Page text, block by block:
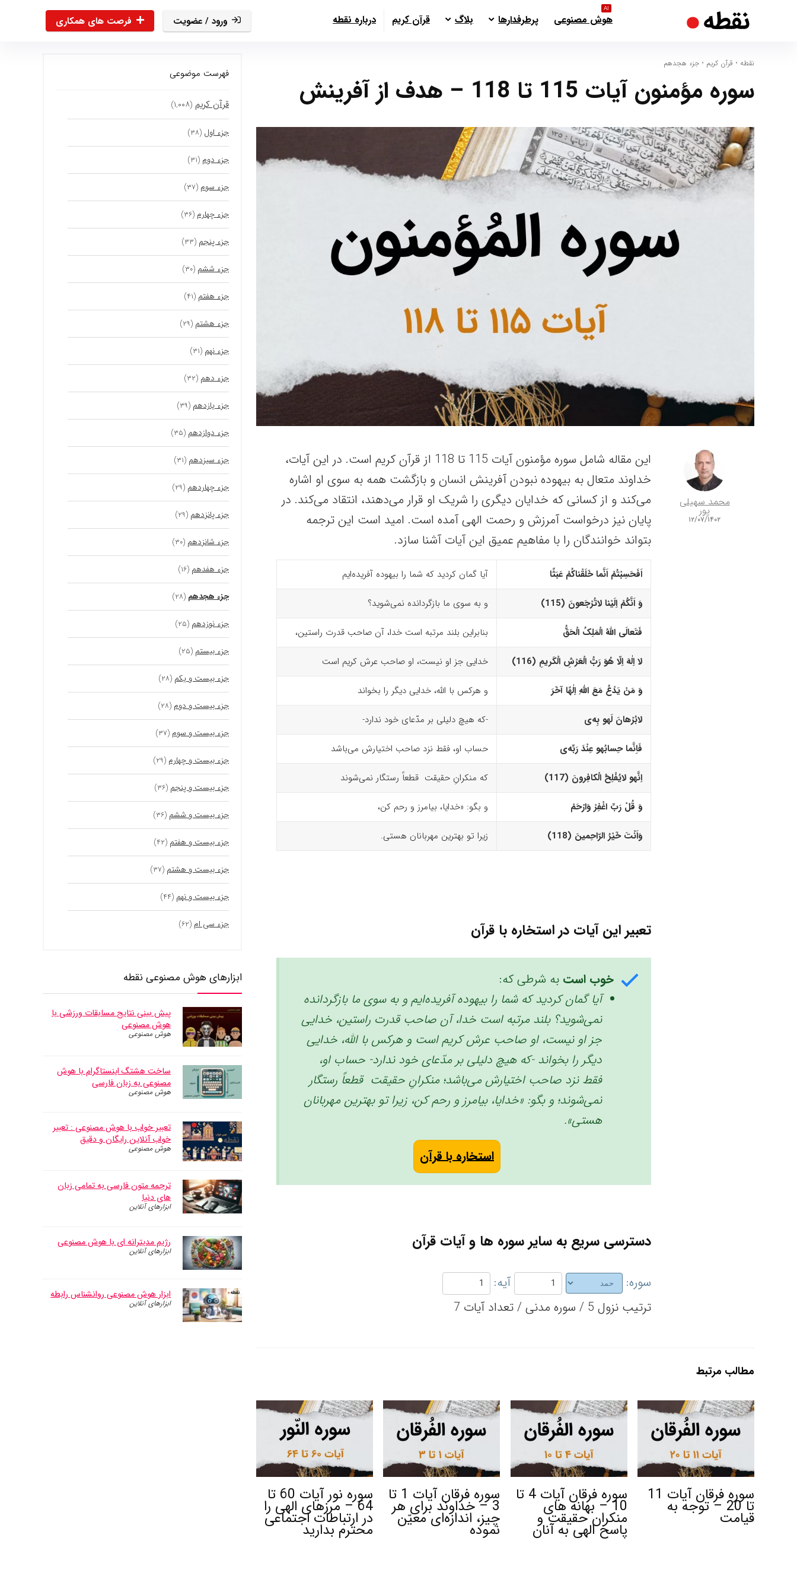
هوش مصنوعی
AI
پرطرفدارها بلاگ قرآن کریم درباره نقطه ورود / عضویت فرصت های همکاری
نقطه • قرآن کریم • جزء هجدهم
سوره مؤمنون آیات 115 تا 118 – هدف از آفرینش
محمد سهیلی
پور
۱۲/۰۷/۱۴۰۲
این مقاله شامل سوره مؤمنون آیات 115 تا 118 از قرآن کریم است. در این آیات،
خداوند متعال به بیهوده نبودن آفرینش انسان و بازگشت همه به سوی او اشاره
می‌کند و از کسانی که خدایان دیگری را شریک او قرار می‌دهند، انتقاد می‌کند. در
پایان نیز درخواست آمرزش و رحمت الهی آمده است. امید است این ترجمه
بتواند خوانندگان را با مفاهیم عمیق این آیات آشنا سازد.
اَفَحَسِبْتُمْ اَنَّما خَلَقْناکُمْ عَبَثًا آیا گمان کردید که شما را بیهوده آفریده‌ایم
وَ اَنَّکُمْ اِلَیْنا لاتُرْجَعونَ (115)‏ و به سوی ما بازگردانده نمی‌شوید؟
فَتَعالَى اللّهُ الْمَلِکُ الْحَقُّ بنابراین بلند مرتبه است خدا، آن صاحب قدرت راستین،
لا اِلٰهَ اِلّا هُوَ رَبُّ الْعَرْشِ الْکَریمِ (116)‏ خدایی جز او نیست، او صاحب عرش کریم است
وَ مَنْ یَدْعُ مَعَ اللّهِ اِلٰهًا آخَرَ و هرکس با اللّه، خدایی دیگر را بخواند
لابُرْهانَ لَهوبِه‌ى -که هیچ دلیلی بر مدّعای خود ندارد-
فَاِنَّما حِسابُهوعِنْدَ رَبِّه‌ى حساب او، فقط نزد صاحب اختیارش می‌باشد
اِنَّهولایُفْلِحُ الْکافِرونَ (117)‏ که منکرانِ حقیقت قطعاً رستگار نمی‌شوند
وَ قُلْ رَبِّ اغْفِرْ وَارْحَمْ و بگو: «خدایا، بیامرز و رحم کن،
وَاَنْتَ خَیْرُ الرّاحِمینَ (118)‏ زیرا تو بهترین مهربانان هستی.
تعبیر این آیات در استخاره با قرآن
خوب است به شرطی که:
آیا گمان کردید که شما را بیهوده آفریده‌ایم و به سوی ما بازگردانده
نمی‌شوید؟‏ بلند مرتبه است خدا، آن صاحب قدرت راستین، خدایی
جز او نیست، او صاحب عرش کریم است ‏و هرکس با اللّه، خدایی
دیگر را بخواند ‌-که هیچ دلیلی بر مدّعای خود ندارد- ‌حساب او،
فقط نزد صاحب اختیارش می‌باشد؛ منکرانِ حقیقت قطعاً رستگار
نمی‌شوند؛ و بگو: «خدایا، بیامرز و رحم کن، زیرا تو بهترین مهربانان
هستی». ‏
استخاره با قرآن
دسترسی سریع به سایر سوره ها و آیات قرآن
سوره:
آیه:
ترتیب نزول 5 / سوره مدنی / تعداد آیات 7
مطالب مرتبط
سوره فرقان آیات 11
تا 20 – توجه به
قیامت
سوره فرقان آیات 4 تا
10 – بهانه های
منکران حقیقت و
پاسخ الهی به آنان
سوره فرقان آیات 1 تا
3 – خداوند برای هر
چیز، اندازه‌ای معیّن
نموده
سوره نور آیات 60 تا
64 – مرزهای الهی را
در ارتباطات اجتماعی
محترم بدارید
فهرست موضوعی
قرآن کریم (۱,۰۰۸)
جزء اول (۳۸)
جزء دوم (۳۱)
جزء سوم (۳۷)
جزء چهارم (۳۶)
جزء پنجم (۳۳)
جزء ششم (۳۰)
جزء هفتم (۴۱)
جزء هشتم (۲۹)
جزء نهم (۳۱)
جزء دهم (۳۲)
جزء یازدهم (۳۹)
جزء دوازدهم (۳۵)
جزء سیزدهم (۳۱)
جزء چهاردهم (۲۹)
جزء پانزدهم (۲۹)
جزء شانزدهم (۳۰)
جزء هفدهم (۱۶)
جزء هجدهم (۲۸)
جزء نوزدهم (۲۵)
جزء بیستم (۲۵)
جزء بیست و یکم (۲۸)
جزء بیست و دوم (۲۸)
جزء بیست و سوم (۳۷)
جزء بیست و چهارم (۲۹)
جزء بیست و پنجم (۳۶)
جزء بیست و ششم (۳۶)
جزء بیست و هفتم (۴۲)
جزء بیست و هشتم (۳۷)
جزء بیست و نهم (۴۴)
جزء سی ام (۶۲)
ابزارهای هوش مصنوعی نقطه
پیش بینی نتایج مسابقات ورزشی با
هوش مصنوعی
هوش مصنوعی
ساخت هشتگ اینستاگرام با هوش
مصنوعی به زبان فارسی
هوش مصنوعی
تعبیر خواب با هوش مصنوعی : تعبیر
خواب آنلاین رایگان و دقیق
هوش مصنوعی
ترجمه متون فارسی به تمامی زبان
های دنیا
ابزارهای آنلاین
رژیم مدیترانه ای با هوش مصنوعی
ابزارهای آنلاین
ابزار هوش مصنوعی روانشناس رابطه
ابزارهای آنلاین